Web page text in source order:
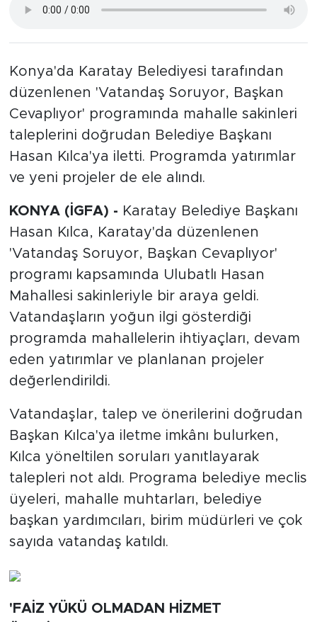
Konya'da Karatay Belediyesi tarafından
düzenlenen 'Vatandaş Soruyor, Başkan
Cevaplıyor' programında mahalle sakinleri
taleplerini doğrudan Belediye Başkanı
Hasan Kılca'ya iletti. Programda yatırımlar
ve yeni projeler de ele alındı.
KONYA (İGFA) - Karatay Belediye Başkanı
Hasan Kılca, Karatay'da düzenlenen
'Vatandaş Soruyor, Başkan Cevaplıyor'
programı kapsamında Ulubatlı Hasan
Mahallesi sakinleriyle bir araya geldi.
Vatandaşların yoğun ilgi gösterdiği
programda mahallelerin ihtiyaçları, devam
eden yatırımlar ve planlanan projeler
değerlendirildi.
Vatandaşlar, talep ve önerilerini doğrudan
Başkan Kılca'ya iletme imkânı bulurken,
Kılca yöneltilen soruları yanıtlayarak
talepleri not aldı. Programa belediye meclis
üyeleri, mahalle muhtarları, belediye
başkan yardımcıları, birim müdürleri ve çok
sayıda vatandaş katıldı.
'FAİZ YÜKÜ OLMADAN HİZMET